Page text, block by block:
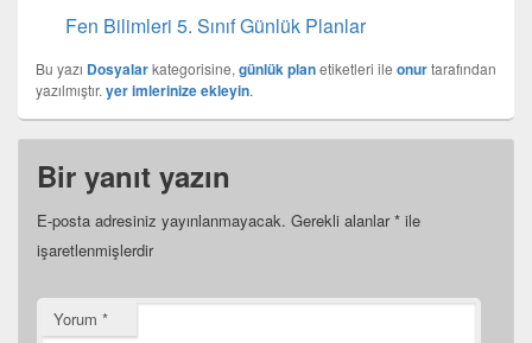
Fen Bilimleri 5. Sınıf Günlük Planlar
Bu yazı Dosyalarkategorisine, günlük planetiketleri ile onurtarafından
yazılmıştır. yer imlerinize ekleyin.
Bir yanıt yazın
E-posta adresiniz yayınlanmayacak. Gerekli alanlar* ile
işaretlenmişlerdir
Yorum *